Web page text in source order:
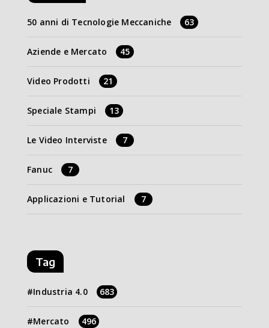
50 anni di Tecnologie Meccaniche 63
Aziende e Mercato 45
Video Prodotti 21
Speciale Stampi 13
Le Video Interviste 7
Fanuc 7
Applicazioni e Tutorial 7
Tag
Industria 4.0 683
Mercato 496